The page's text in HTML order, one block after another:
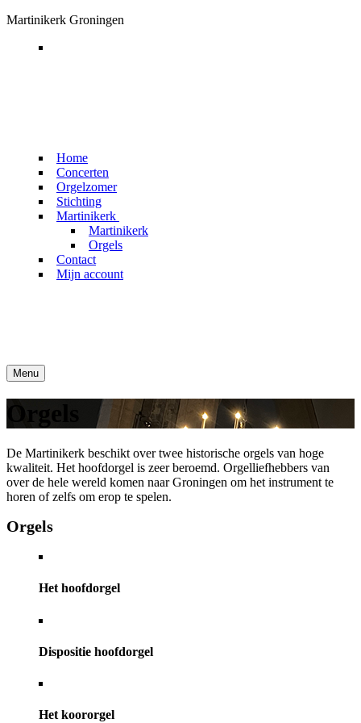
Ga
Menu
Sluiten
Martinikerk Groningen
Home
Concerten
Orgelzomer
Stichting
Martinikerk
Martinikerk
Orgels
Contact
Mijn account
Menu
Orgels
De Martinikerk beschikt over twee historische orgels van hoge
kwaliteit. Het hoofdorgel is zeer beroemd. Orgelliefhebbers van
over de hele wereld komen naar Groningen om het instrument te
horen of zelfs om erop te spelen.
Orgels
Het hoofdorgel
Dispositie hoofdorgel
Het koororgel